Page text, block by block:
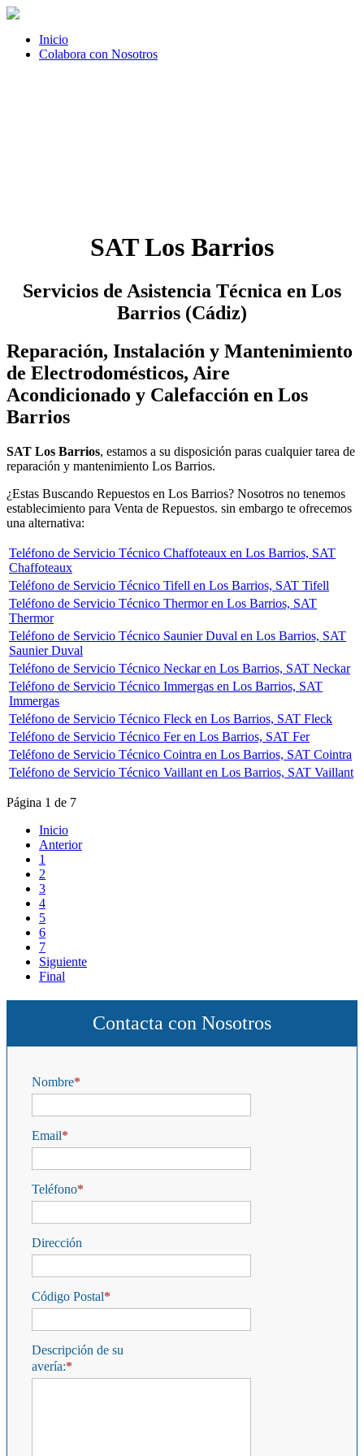
Inicio
Colabora con Nosotros
SAT Los Barrios
Servicios de Asistencia Técnica en Los
Barrios (Cádiz)
Reparación, Instalación y Mantenimiento
de Electrodomésticos, Aire
Acondicionado y Calefacción en Los
Barrios
SAT Los Barrios, estamos a su disposición paras cualquier tarea de
reparación y mantenimiento Los Barrios.
¿Estas Buscando Repuestos en Los Barrios? Nosotros no tenemos
establecimiento para Venta de Repuestos. sin embargo te ofrecemos
una alternativa:
Teléfono de Servicio Técnico Chaffoteaux en Los Barrios, SAT
Chaffoteaux
Teléfono de Servicio Técnico Tifell en Los Barrios, SAT Tifell
Teléfono de Servicio Técnico Thermor en Los Barrios, SAT
Thermor
Teléfono de Servicio Técnico Saunier Duval en Los Barrios, SAT
Saunier Duval
Teléfono de Servicio Técnico Neckar en Los Barrios, SAT Neckar
Teléfono de Servicio Técnico Immergas en Los Barrios, SAT
Immergas
Teléfono de Servicio Técnico Fleck en Los Barrios, SAT Fleck
Teléfono de Servicio Técnico Fer en Los Barrios, SAT Fer
Teléfono de Servicio Técnico Cointra en Los Barrios, SAT Cointra
Teléfono de Servicio Técnico Vaillant en Los Barrios, SAT Vaillant
Página 1 de 7
Inicio
Anterior
1
2
3
4
5
6
7
Siguiente
Final
Contacta con Nosotros
Nombre
Email
Teléfono
Dirección
Código Postal
Descripción de su
avería: